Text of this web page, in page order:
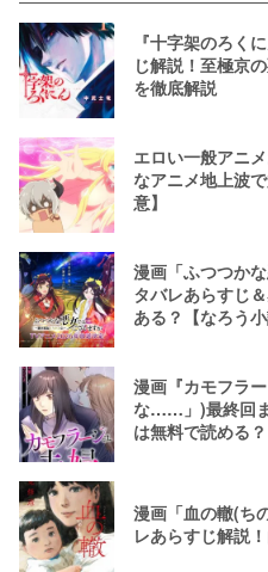
『十字架のろく
じ解説！至極京
を徹底解説
エロい一般アニ
なアニメ地上波
意】
漫画「ふつつか
タバレあらすじ
ある？【なろう小
漫画『カモフラ
な……」)最終回
は無料で読める？
漫画「血の轍(ち
レあらすじ解説